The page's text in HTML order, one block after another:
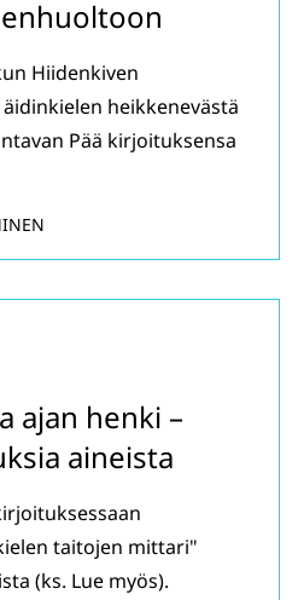
Hiidenkiven
heikkenevästä
Pää kirjoituksensa
ajan henki –
aineista
taitojen mittari"
(ks. Lue myös).